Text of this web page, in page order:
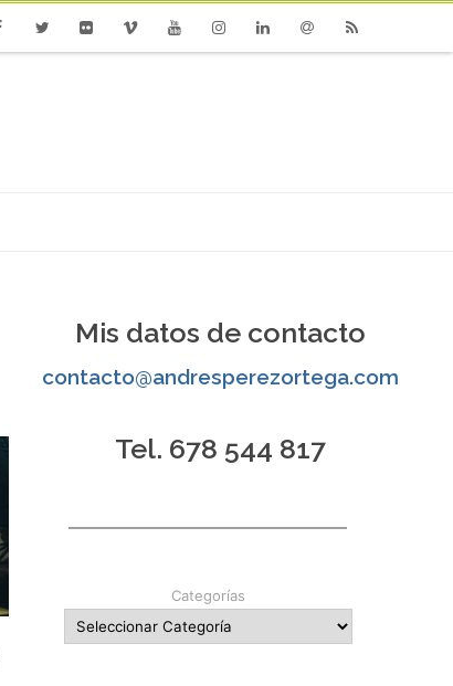
Mis datos de contacto
contacto@andresperezortega.com
Tel. 678 544 817
Categorías